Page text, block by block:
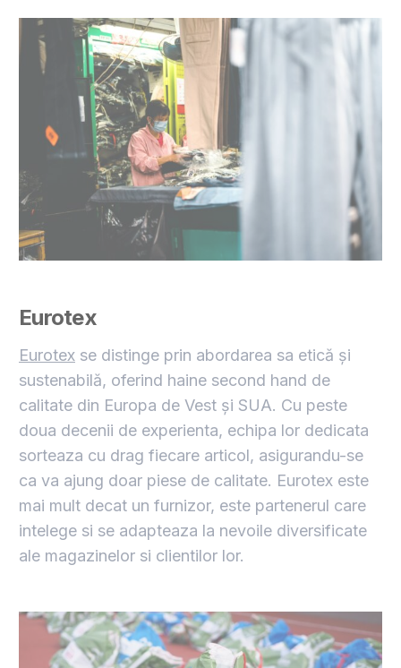
Eurotex
Eurotex se distinge prin abordarea sa etică și
sustenabilă, oferind haine second hand de
calitate din Europa de Vest și SUA. Cu peste
doua decenii de experienta, echipa lor dedicata
sorteaza cu drag fiecare articol, asigurandu-se
ca va ajung doar piese de calitate. Eurotex este
mai mult decat un furnizor, este partenerul care
intelege si se adapteaza la nevoile diversificate
ale magazinelor si clientilor lor.